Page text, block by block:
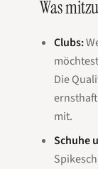
Was
Clubs:
Die
mit.
Schuhe